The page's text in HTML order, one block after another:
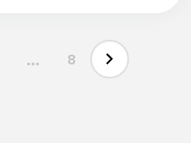
... 8